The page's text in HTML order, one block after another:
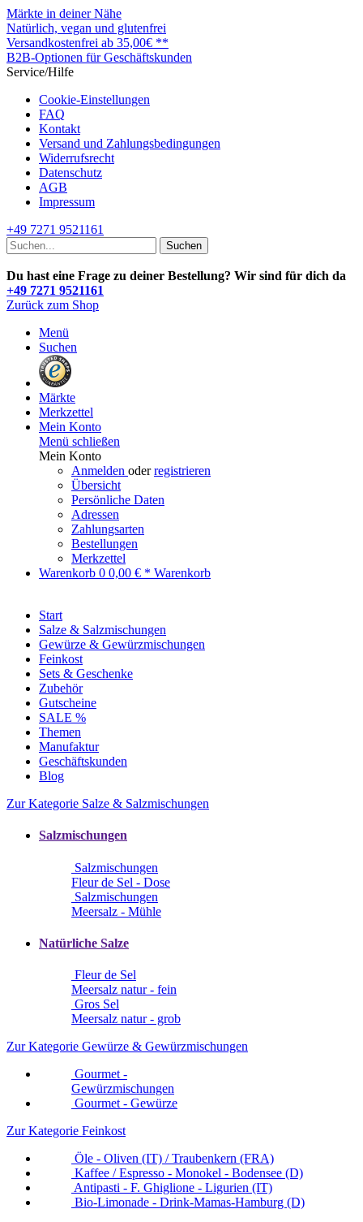
Märkte in deiner Nähe
Natürlich, vegan und glutenfrei
Versandkostenfrei ab 35,00€ **
B2B-Optionen für Geschäftskunden
Service/Hilfe
Cookie-Einstellungen
FAQ
Kontakt
Versand und Zahlungsbedingungen
Widerrufsrecht
Datenschutz
AGB
Impressum
+49 7271 9521161
Suchen
Du hast eine Frage zu deiner Bestellung? Wir sind für dich da
+49 7271 9521161
Zurück zum Shop
Menü
Suchen
Märkte
Merkzettel
Mein Konto
Menü schließen
Mein Konto
Anmelden oderregistrieren
Übersicht
Persönliche Daten
Adressen
Zahlungsarten
Bestellungen
Merkzettel
Warenkorb 0 0,00 € * Warenkorb
Start
Salze & Salzmischungen
Gewürze & Gewürzmischungen
Feinkost
Sets & Geschenke
Zubehör
Gutscheine
SALE %
Themen
Manufaktur
Geschäftskunden
Blog
Zur Kategorie Salze & Salzmischungen
Salzmischungen
Salzmischungen
Fleur de Sel - Dose
Salzmischungen
Meersalz - Mühle
Natürliche Salze
Fleur de Sel
Meersalz natur - fein
Gros Sel
Meersalz natur - grob
Zur Kategorie Gewürze & Gewürzmischungen
Gourmet -
Gewürzmischungen
Gourmet - Gewürze
Zur Kategorie Feinkost
Öle - Oliven (IT) / Traubenkern (FRA)
Kaffee / Espresso - Monokel - Bodensee (D)
Antipasti - F. Ghiglione - Ligurien (IT)
Bio-Limonade - Drink-Mamas-Hamburg (D)